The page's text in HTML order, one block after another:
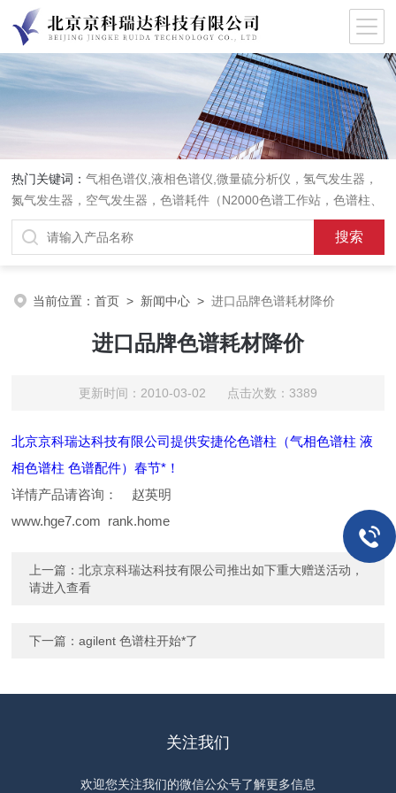
热门关键词：气相色谱仪,液相色谱仪,微量硫分析仪，氢气发生器，
氮气发生器，空气发生器，色谱耗件（N2000色谱工作站，色谱柱、
阀件、进样器、色谱担体），顶空进样器，热解析仪，紫外分光光度
计，原子吸收分光光度计，傅立叶红外光谱仪，分析天平等常规实验
当前位置：首页 > 新闻中心 >进口品牌色谱耗材降价
进口品牌色谱耗材降价
更新时间：2010-03-02 点击次数：3389
北京京科瑞达科技有限公司提供安捷伦色谱柱（气相色谱柱 液
相色谱柱 色谱配件）春节*！
详情产品请咨询： 赵英明
www.hge7.com rank.home
上一篇：北京京科瑞达科技有限公司推出如下重大赠送活动，
请进入查看
下一篇：agilent 色谱柱开始*了
关注我们
欢迎您关注我们的微信公众号了解更多信息